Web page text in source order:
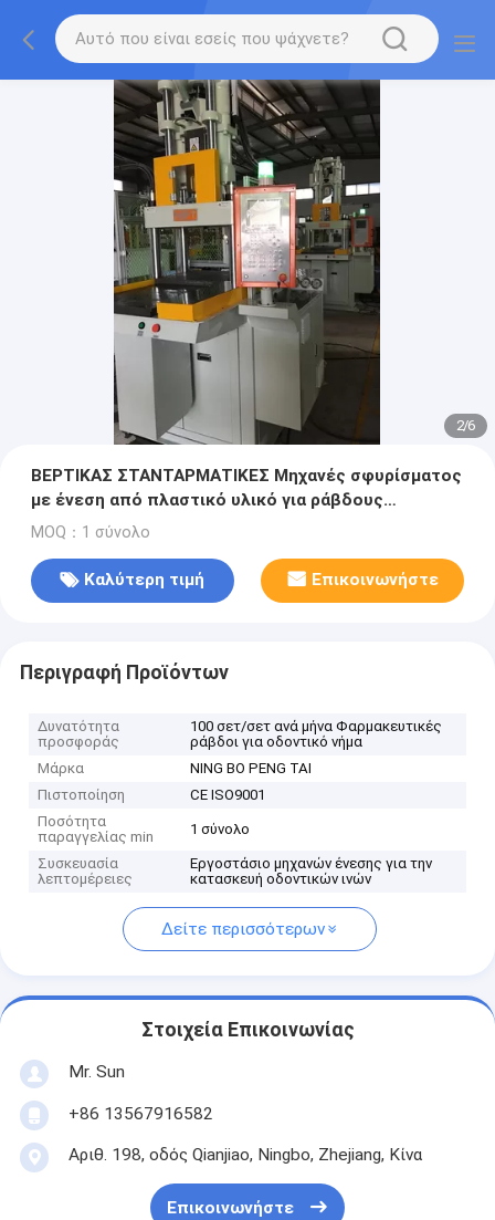
2/6
ΒΕΡΤΙΚΑΣ ΣΤΑΝΤΑΡΜΑΤΙΚΕΣ Μηχανές σφυρίσματος
με ένεση από πλαστικό υλικό για ράβδους
οδοντικού νήματος
MOQ：1 σύνολο
Καλύτερη τιμή Επικοινωνήστε
Περιγραφή Προϊόντων
Δυνατότητα
προσφοράς
100 σετ/σετ ανά μήνα Φαρμακευτικές
ράβδοι για οδοντικό νήμα
Μάρκα
NING BO PENG TAI
Πιστοποίηση
CE ISO9001
Ποσότητα
παραγγελίας min
1 σύνολο
Συσκευασία
λεπτομέρειες
Εργοστάσιο μηχανών ένεσης για την
κατασκευή οδοντικών ινών
Δείτε περισσότερων
Στοιχεία Επικοινωνίας
Mr. Sun
+86 13567916582
Αριθ. 198, οδός Qianjiao, Ningbo, Zhejiang, Κίνα
Επικοινωνήστε